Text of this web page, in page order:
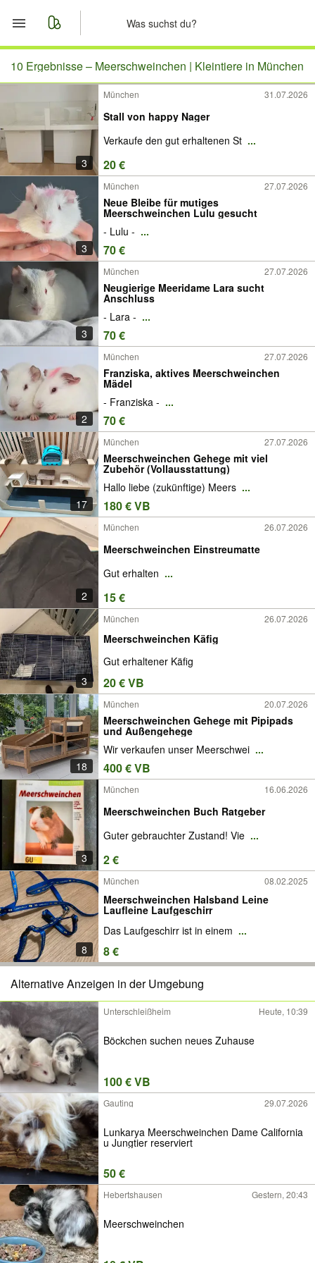
Start
Merkliste
Nachrichten
Anzeige aufgeben
10 Ergebnisse – Meerschweinchen | Kleintiere in München
3
München 31.07.2026
Stall von happy Nager
Verkaufe den gut erhaltenen St ...
20 €
3
München 27.07.2026
Neue Bleibe für mutiges
Meerschweinchen Lulu gesucht
- Lulu - ...
70 €
3
München 27.07.2026
Neugierige Meeridame Lara sucht
Anschluss
- Lara - ...
70 €
2
München 27.07.2026
Franziska, aktives Meerschweinchen
Mädel
- Franziska - ...
70 €
17
München 27.07.2026
Meerschweinchen Gehege mit viel
Zubehör (Vollausstattung)
Hallo liebe (zukünftige) Meers ...
180 € VB
2
München 26.07.2026
Meerschweinchen Einstreumatte
Gut erhalten ...
15 €
3
München 26.07.2026
Meerschweinchen Käfig
Gut erhaltener Käfig
20 € VB
18
München 20.07.2026
Meerschweinchen Gehege mit Pipipads
und Außengehege
Wir verkaufen unser Meerschwei ...
400 € VB
3
München 16.06.2026
Meerschweinchen Buch Ratgeber
Guter gebrauchter Zustand! Vie ...
2 €
8
München 08.02.2025
Meerschweinchen Halsband Leine
Laufleine Laufgeschirr
Das Laufgeschirr ist in einem ...
8 €
Alternative Anzeigen in der Umgebung
Unterschleißheim Heute, 10:39
Böckchen suchen neues Zuhause
100 € VB
Gauting 29.07.2026
Lunkarya Meerschweinchen Dame California
u Jungtier reserviert
50 €
Hebertshausen Gestern, 20:43
Meerschweinchen